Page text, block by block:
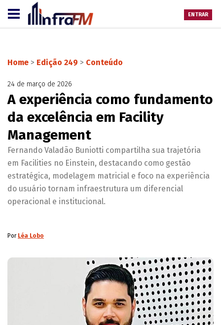
ENTRAR
Home > Edição 249 > Conteúdo
24 de março de 2026
A experiência como fundamento
da excelência em Facility
Management
Fernando Valadão Buniotti compartilha sua trajetória
em Facilities no Einstein, destacando como gestão
estratégica, modelagem matricial e foco na experiência
do usuário tornam infraestrutura um diferencial
operacional e institucional.
Por Léa Lobo